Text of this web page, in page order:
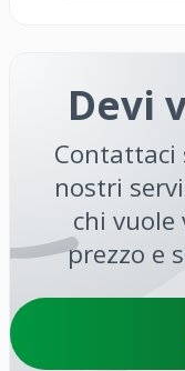
Devi
nostri
chi vuole
prezzo e